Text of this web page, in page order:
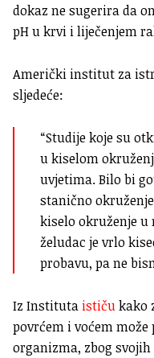
dokaz ne sugerira da
pH u krvi i liječenjem
Američki institut za
sljedeće:
“Studije koje su
u kiselom
uvjetima. Bilo bi
stanično
kiselo okruženje
želudac je vrlo
probavu, pa ne
Iz Instituta ističukako
povrćem i voćem
organizma, zbog